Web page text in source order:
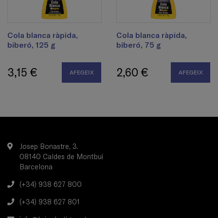
Cola blanca ràpida,
biberó, 125 g
3,15 € AFEGEIX
Cola blanca ràpida,
biberó, 75 g
2,60 € AFEGEIX
Josep Bonastre, 3.
08140 Caldes de Montbui
Barcelona
(+34) 938 627 800
(+34) 938 627 801